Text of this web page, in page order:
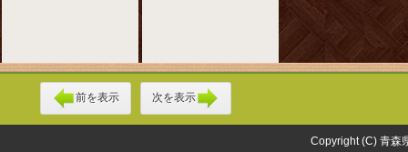
前を表示 次を表示
Copyright (C) 青森